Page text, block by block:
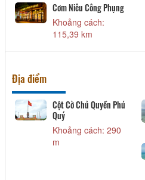
Cơm Niêu Công Phụng
Khoảng cách:
115,39 km
Địa điểm
Cột Cờ Chủ Quyền Phú
Quý
Khoảng cách: 290
m